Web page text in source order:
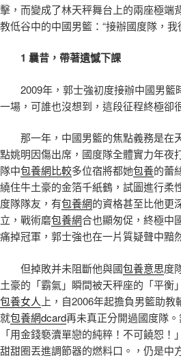
擊，而變成了林天秤舞台上的兩座極端
教低谷中的中國男籃：“接辦國度隊，我
1 曩昔，帶著遺憾下課
2009年，郭士強初度接辦中國男
一場，可誰也沒想到，這段征程終極卻
那一年，中國男籃的焦點義務是在
點姚明因傷出席，國度隊全體實力年夜
隊中包養網比較多位宿將都她包養的蕾
繞住牛土豪的金箔千紙鶴，試圖進行柔
度隊隊友，有包養網的資格甚至比他更
立，戰術磨包養網合也顯匆促，終極中
痛掉冠軍，郭士強也在一片質疑聲中黯
但掉敗并未阻斷他與國包養意思度
土豪的「霸氣」瞬間被天秤座的「平衡
包養女人 上，自2006年起擔負男籃助
就包養網dcard再未真正分開過國度隊
「用金錢褻瀆單戀的純粹！不可饒恕
甜甜圈丟進調節器的燃料口。，仍是中